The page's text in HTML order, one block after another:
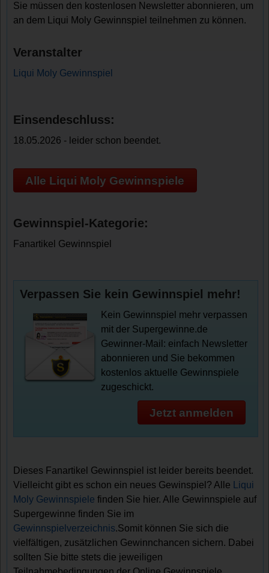
Sie müssen den kostenlosen Newsletter abonnieren, um
an dem Liqui Moly Gewinnspiel teilnehmen zu können.
Veranstalter
Liqui Moly Gewinnspiel
Einsendeschluss:
18.05.2026 - leider schon beendet.
Alle Liqui Moly Gewinnspiele
Gewinnspiel-Kategorie:
Fanartikel Gewinnspiel
Verpassen Sie kein Gewinnspiel mehr!
Kein Gewinnspiel mehr verpassen
mit der Supergewinne.de
Gewinner-Mail: einfach Newsletter
abonnieren und Sie bekommen
kostenlos aktuelle Gewinnspiele
zugeschickt.
Jetzt anmelden
Dieses Fanartikel Gewinnspiel ist leider bereits beendet.
Vielleicht gibt es schon ein neues Gewinspiel? Alle
Liqui
Moly Gewinnspiele finden Sie hier. Alle Gewinnspiele auf
Supergewinne finden Sie im
Gewinnspielverzeichnis.Somit können Sie sich die
vielfältigen, zusätzlichen Gewinnchancen sichern. Dabei
sollten Sie bitte stets die jeweiligen